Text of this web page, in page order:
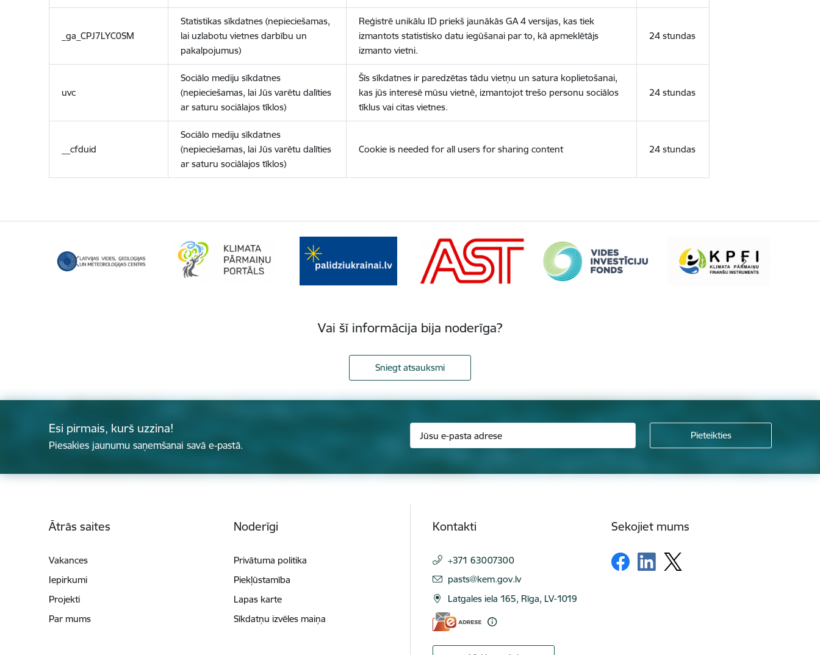
_ga_CPJ7LYC0SM
Statistikas sīkdatnes (nepieciešamas,
lai uzlabotu vietnes darbību un
pakalpojumus)
Reģistrē unikālu ID priekš jaunākās GA 4 versijas, kas tiek
izmantots statistisko datu iegūšanai par to, kā apmeklētājs
izmanto vietni.
24 stundas
uvc
Sociālo mediju sīkdatnes
(nepieciešamas, lai Jūs varētu dalīties
ar saturu sociālajos tīklos)
Šīs sīkdatnes ir paredzētas tādu vietņu un satura koplietošanai,
kas jūs interesē mūsu vietnē, izmantojot trešo personu sociālos
tīklus vai citas vietnes.
24 stundas
__cfduid
Sociālo mediju sīkdatnes
(nepieciešamas, lai Jūs varētu dalīties
ar saturu sociālajos tīklos)
Cookie is needed for all users for sharing content 24 stundas
Vai šī informācija bija noderīga?
Sniegt atsauksmi
Esi pirmais, kurš uzzina!
Piesakies jaunumu saņemšanai savā e-pastā.
Ātrās saites
Vakances
Iepirkumi
Projekti
Par mums
Noderīgi
Privātuma politika
Piekļūstamība
Lapas karte
Sīkdatņu izvēles maiņa
Kontakti
+371 63007300
E-pasts:
pasts@kem.gov.lv
Latgales iela 165, Rīga, LV-1019
Sekojiet mums